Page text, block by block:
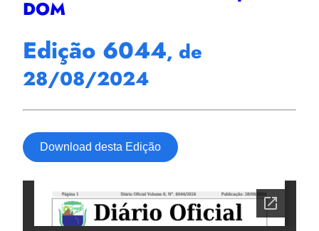
DOM
Edição 6044, de
28/08/2024
Download desta Edição